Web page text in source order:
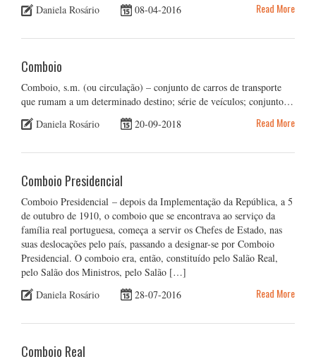
Daniela Rosário
08-04-2016 Read More
Comboio
Comboio, s.m. (ou circulação) – conjunto de carros de transporte
que rumam a um determinado destino; série de veículos; conjunto…
Daniela Rosário
20-09-2018 Read More
Comboio Presidencial
Comboio Presidencial – depois da Implementação da República, a 5
de outubro de 1910, o comboio que se encontrava ao serviço da
família real portuguesa, começa a servir os Chefes de Estado, nas
suas deslocações pelo país, passando a designar-se por Comboio
Presidencial. O comboio era, então, constituído pelo Salão Real,
pelo Salão dos Ministros, pelo Salão […]
Daniela Rosário
28-07-2016 Read More
Comboio Real